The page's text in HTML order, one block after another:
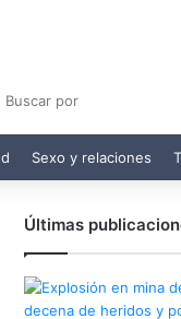
Sexo y relaciones
Últimas